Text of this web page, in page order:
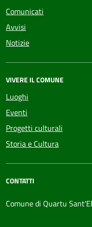
Comunicati
Avvisi
Notizie
VIVERE IL COMUNE
Luoghi
Eventi
Progetti culturali
Storia e Cultura
CONTATTI
Comune di Quartu